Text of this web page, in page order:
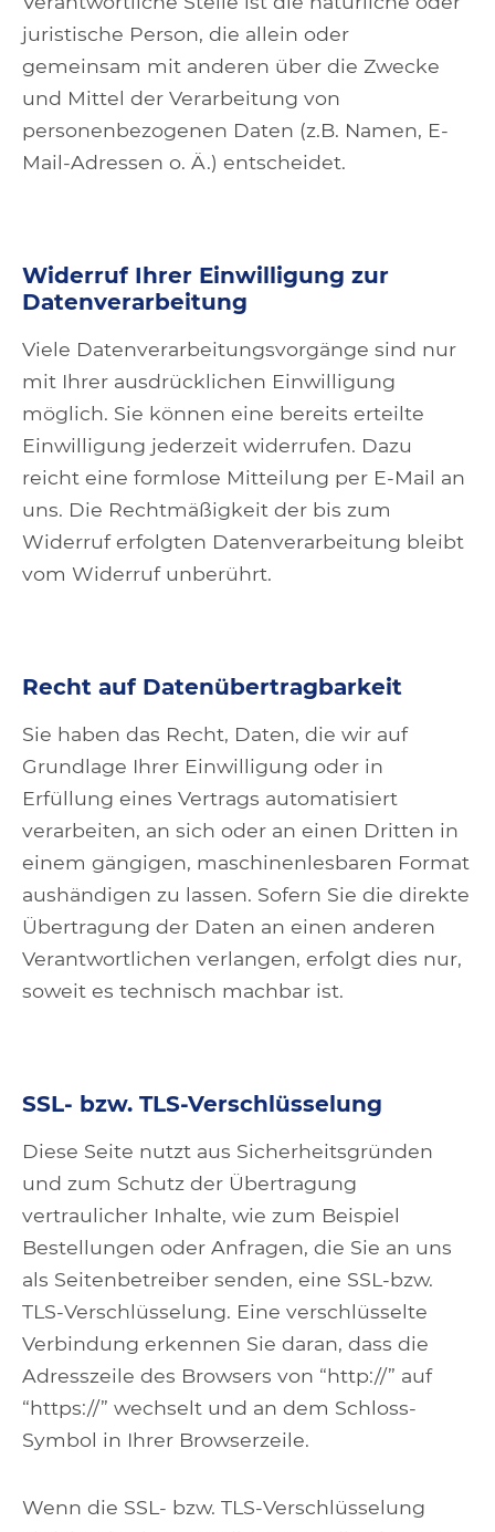
juristische Person, die allein oder
gemeinsam mit anderen über die Zwecke
und Mittel der Verarbeitung von
personenbezogenen Daten (z.B. Namen, E-
Mail-Adressen o. Ä.) entscheidet.
Widerruf Ihrer Einwilligung zur
Datenverarbeitung
Viele Datenverarbeitungsvorgänge sind nur
mit Ihrer ausdrücklichen Einwilligung
möglich. Sie können eine bereits erteilte
Einwilligung jederzeit widerrufen. Dazu
reicht eine formlose Mitteilung per E-Mail an
uns. Die Rechtmäßigkeit der bis zum
Widerruf erfolgten Datenverarbeitung bleibt
vom Widerruf unberührt.
Recht auf Datenübertragbarkeit
Sie haben das Recht, Daten, die wir auf
Grundlage Ihrer Einwilligung oder in
Erfüllung eines Vertrags automatisiert
verarbeiten, an sich oder an einen Dritten in
einem gängigen, maschinenlesbaren Format
aushändigen zu lassen. Sofern Sie die direkte
Übertragung der Daten an einen anderen
Verantwortlichen verlangen, erfolgt dies nur,
soweit es technisch machbar ist.
SSL- bzw. TLS-Verschlüsselung
Diese Seite nutzt aus Sicherheitsgründen
und zum Schutz der Übertragung
vertraulicher Inhalte, wie zum Beispiel
Bestellungen oder Anfragen, die Sie an uns
als Seitenbetreiber senden, eine SSL-bzw.
TLS-Verschlüsselung. Eine verschlüsselte
Verbindung erkennen Sie daran, dass die
Adresszeile des Browsers von “http://” auf
“https://” wechselt und an dem Schloss-
Symbol in Ihrer Browserzeile.
Wenn die SSL- bzw. TLS-Verschlüsselung